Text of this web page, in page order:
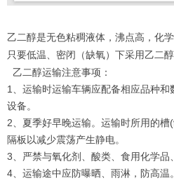
乙二醇是无色粘稠液体，沸点高，化
只要低温、密闭（缺氧）下采用乙二醇
乙二醇运输注意事项：
1、运输时运输车辆应配备相应品种
设备。
2、夏季好早晚运输。运输时所用的
隔板以减少震荡产生静电。
3、严禁与氧化剂、酸类、食用化学品
4、运输途中应防曝晒、雨淋，防高